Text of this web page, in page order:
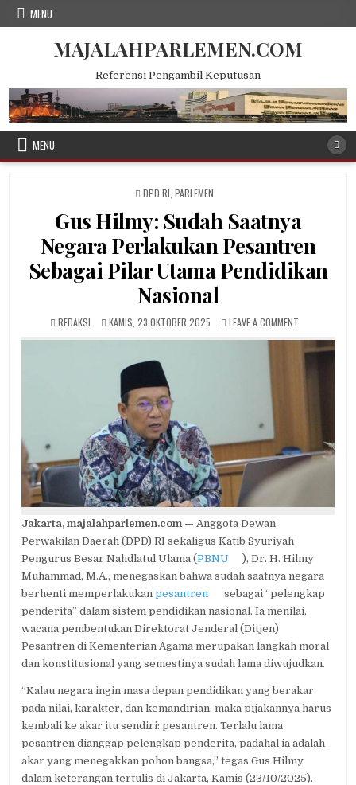
Skip
MENU
MAJALAHPARLEMEN.COM
Referensi Pengambil Keputusan
MENU
POSTED
DPD RI PARLEMEN
Gus Hilmy: Sudah Saatnya
Negara Perlakukan Pesantren
Sebagai Pilar Utama Pendidikan
Nasional
AUTHOR:
REDAKSI
PUBLISHED
KAMIS, 23 OKTOBER 2025 LEAVE A COMMENTON
HILMY:
UTAMA
PENDIDIKAN
Jakarta, majalahparlemen.com — Anggota Dewan
Perwakilan Daerah (DPD) RI sekaligus Katib Syuriyah
Pengurus Besar Nahdlatul Ulama (PBNU
), Dr. H. Hilmy
Muhammad, M.A., menegaskan bahwa sudah saatnya negara
berhenti memperlakukanpesantren
sebagai “pelengkap
penderita” dalam sistem pendidikan nasional. Ia menilai,
wacana pembentukan Direktorat Jenderal (Ditjen)
Pesantren di Kementerian Agama merupakan langkah moral
dan konstitusional yang semestinya sudah lama diwujudkan.
“Kalau negara ingin masa depan pendidikan yang berakar
pada nilai, karakter, dan kemandirian, maka pijakannya harus
kembali ke akar itu sendiri: pesantren. Terlalu lama
pesantren dianggap pelengkap penderita, padahal ia adalah
akar yang menegakkan pohon bangsa,” tegas Gus Hilmy
dalam keterangan tertulis di Jakarta, Kamis (23/10/2025).